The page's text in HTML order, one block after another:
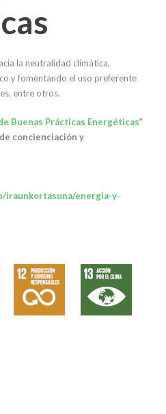
la neutralidad climática,
y fomentando el uso preferente
entre otros.
Buenas Prácticas Energéticas”
concienciación y
iraunkortasuna/energia-y-